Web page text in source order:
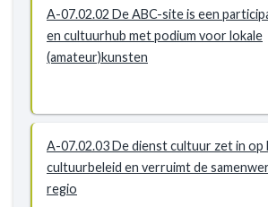
A-07.02.02 De ABC-site is een
en cultuurhub met podium voor lokale
(amateur)kunsten
A-07.02.03 De dienst cultuur zet in op
cultuurbeleid en verruimt de
regio